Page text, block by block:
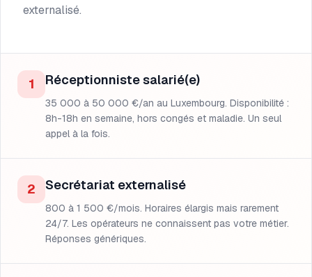
1 Réceptionniste salarié(e)
35 000 à 50 000 €/an au Luxembourg. Disponibilité :
8h-18h en semaine, hors congés et maladie. Un seul
appel à la fois.
2 Secrétariat externalisé
800 à 1 500 €/mois. Horaires élargis mais rarement
24/7. Les opérateurs ne connaissent pas votre métier.
Réponses génériques.
externalisé.